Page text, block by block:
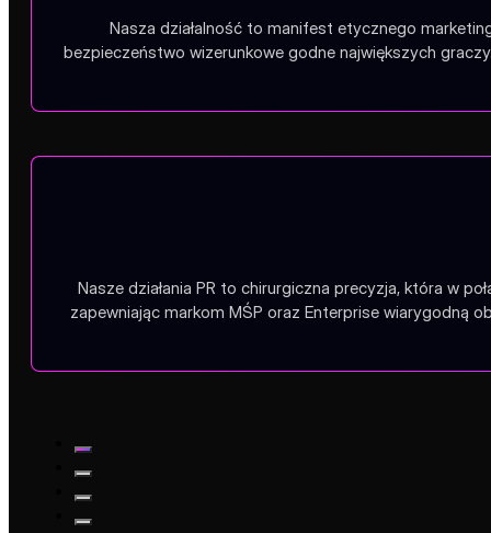
Nasza działalność to manifest etycznego
bezpieczeństwo wizerunkowe godne największych
Nasze działania PR to chirurgiczna precyzja, która w
zapewniając markom MŚP oraz Enterprise wiarygodną